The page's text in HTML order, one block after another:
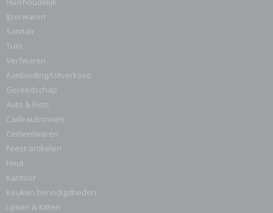
IJzerwaren
Sanitair
Tuin
Verfwaren
Aanbieding/Uitverkoop
Gereedschap
Auto & Fiets
Cadeaubonnen
Cementwaren
Feest-artikelen
Hout
Kantoor
Keuken benodigdheden
Lijmen & Kitten